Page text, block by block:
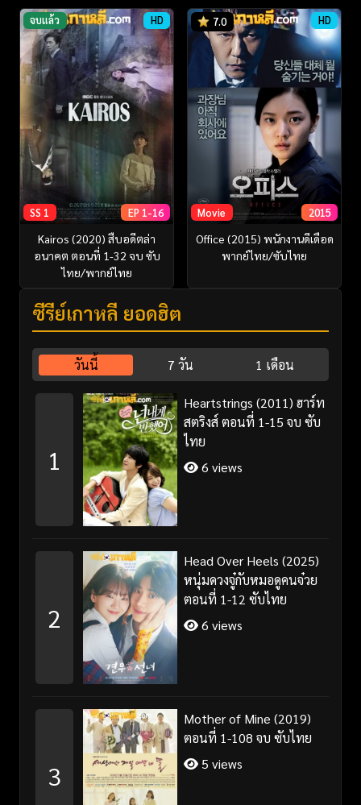
จบแล้ว HD
SS 1 EP 1-16
Kairos (2020) สืบอดีตล่า
อนาคต ตอนที่ 1-32 จบ ซับ
ไทย/พากย์ไทย
7.0 HD
Movie 2015
Office (2015) พนักงานดีเดือด
พากย์ไทย/ซับไทย
ซีรี่ย์เกาหลี ยอดฮิต
วันนี้ 7 วัน 1 เดือน
1
Heartstrings (2011) ฮาร์ท
สตริงส์ ตอนที่ 1-15 จบ ซับ
ไทย
6 views
2
Head Over Heels (2025)
หนุ่มดวงจู๋กับหมอดูคนจ๋วย
ตอนที่ 1-12 ซับไทย
6 views
3
Mother of Mine (2019)
ตอนที่ 1-108 จบ ซับไทย
5 views